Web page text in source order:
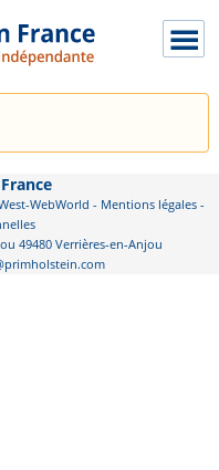
WebWorld - Mentions légales-
49480 Verrières-en-Anjou